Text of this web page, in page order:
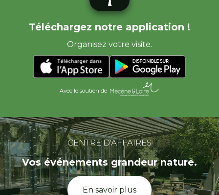
Téléchargez notre application !
Organisez votre visite.
Avec le soutien de
CENTRE D'AFFAIRES
Vos événements grandeur nature.
En savoir plus